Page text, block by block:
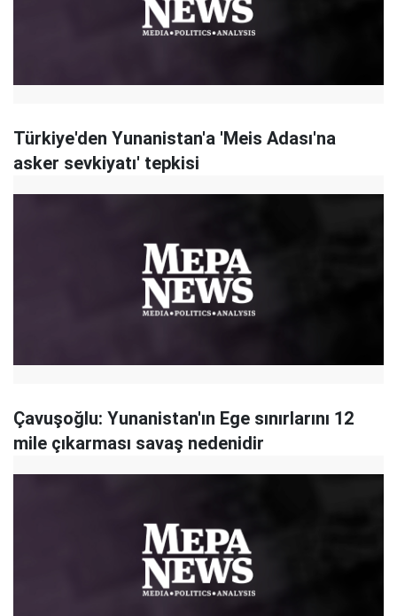
Türkiye'den Yunanistan'a 'Meis Adası'na
asker sevkiyatı' tepkisi
Çavuşoğlu: Yunanistan'ın Ege sınırlarını 12
mile çıkarması savaş nedenidir